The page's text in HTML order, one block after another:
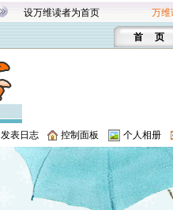
设万维读者为首页 万维
首 页
发表日志 控制面板 个人相册